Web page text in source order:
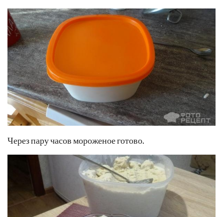
Через пару часов мороженое готово.